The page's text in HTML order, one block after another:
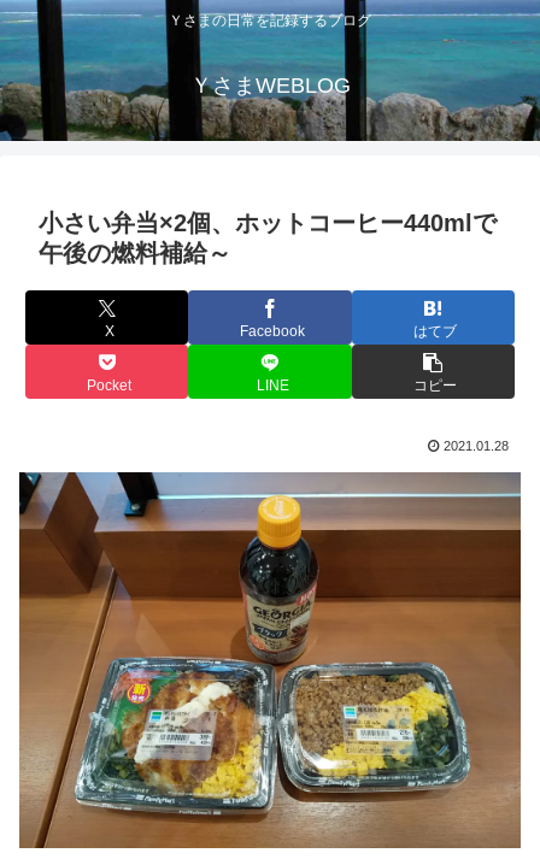
Ｙさまの日常を記録するブログ
ＹさまWEBLOG
小さい弁当×2個、ホットコーヒー440mlで
午後の燃料補給～
X Facebook はてブ
Pocket LINE コピー
2021.01.28